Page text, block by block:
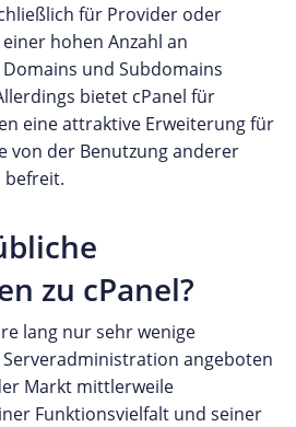
für Provider oder
hohen Anzahl an
und Subdomains
bietet cPanel für
eine attraktive Erweiterung für
von der Benutzung anderer
befreit.
zu cPanel?
lang nur sehr wenige
angeboten
Markt mittlerweile
Funktionsvielfalt und seiner